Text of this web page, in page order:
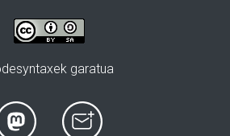
garatua